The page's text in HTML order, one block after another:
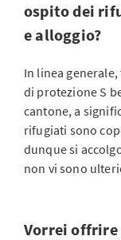
ospito dei
e alloggio?
In linea
di protezione S
cantone, a
rifugiati sono
dunque si
non vi sono
Vorrei